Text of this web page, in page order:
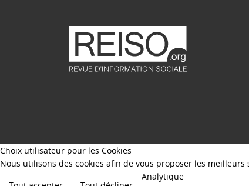
Choix utilisateur pour les Cookies
Nous utilisons des cookies afin de vous proposer les
Analytique